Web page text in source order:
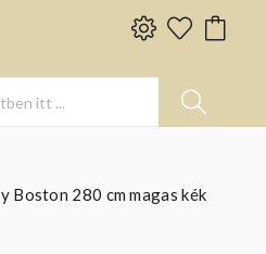
Boston 280 cm magas kék